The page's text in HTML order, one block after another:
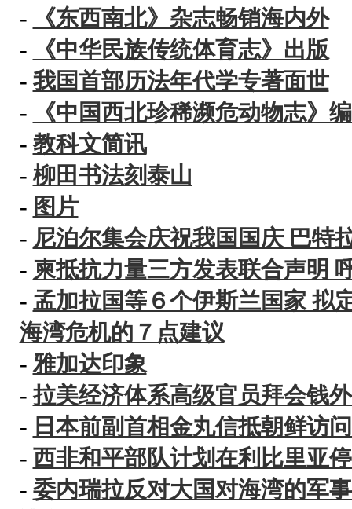
-
《东西南北》杂志畅销海内外
-
《中华民族传统体育志》出版
- 我国首部历法年代学专著面世
-
《中国西北珍稀濒危动物志》
- 教科文简讯
- 柳田书法刻泰山
- 图片
- 尼泊尔集会庆祝我国国庆 巴特
- 柬抵抗力量三方发表联合声明
- 孟加拉国等６个伊斯兰国家 拟
海湾危机的７点建议
- 雅加达印象
-拉美经济体系高级官员拜会钱
- 日本前副首相金丸信抵朝鲜访
- 西非和平部队计划在利比里亚
- 委内瑞拉反对大国对海湾的军